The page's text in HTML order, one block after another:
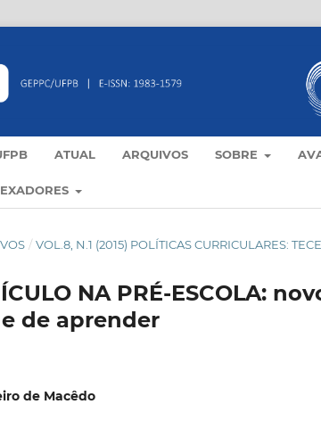
ATUAL ARQUIVOS SOBRE
/ VOL.8, N.1 (2015) POLÍTICAS CURRICULARES:
NA PRÉ-ESCOLA:
de aprender
de Macêdo